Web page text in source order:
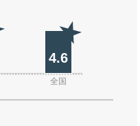
4.6
全国